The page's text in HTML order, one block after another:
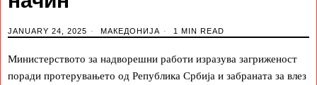
JANUARY 24, 2025 МАКЕДОНИЈА 1 MIN READ
Министерството за надворешни работи изразува загриженост
поради протерувањето од Република Србија и забраната за влез